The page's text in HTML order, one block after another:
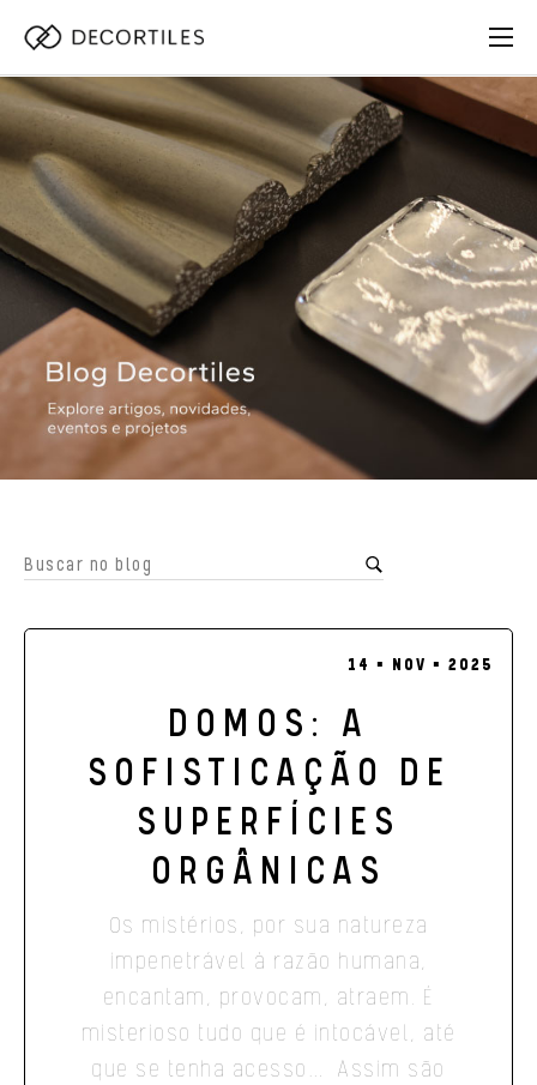
14 ▪ NOV ▪ 2025
DOMOS: A
SOFISTICAÇÃO DE
SUPERFÍCIES
ORGÂNICAS
Os mistérios, por sua natureza
impenetrável à razão humana,
encantam, provocam, atraem. É
misterioso tudo que é intocável, até
que se tenha acesso… Assim são